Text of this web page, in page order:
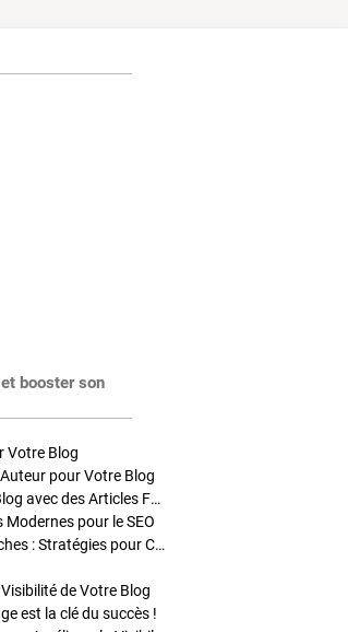
booster son
Votre Blog
pour Votre Blog
Stratégies de Publication : Boostez Votre Blog avec des Articles Fréquents et Exclusifs
pour le SEO
Enrichir Vos Articles avec des Contenus Riches : Stratégies pour Captiver et Optimiser
de Votre Blog
est la clé du succès !